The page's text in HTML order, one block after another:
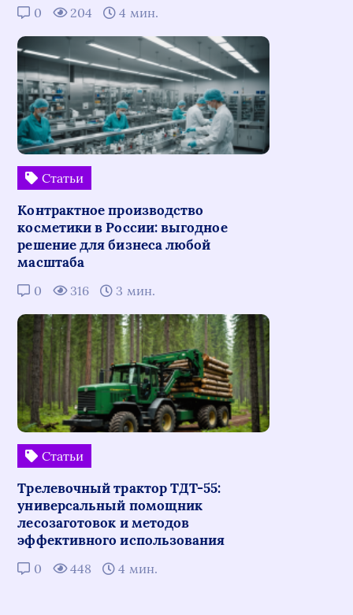
0 204 4 мин.
Статьи
Контрактное производство
косметики в России: выгодное
решение для бизнеса любой
масштаба
0 316 3 мин.
Статьи
Трелевочный трактор ТДТ-55:
универсальный помощник
лесозаготовок и методов
эффективного использования
0 448 4 мин.